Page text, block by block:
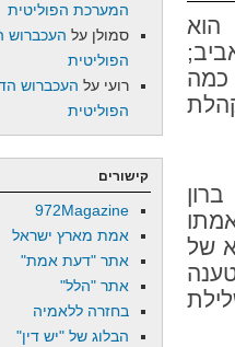
הוא
כמה
של
המערכת הפוליטית
סמולן על העכברוש
הפוליטית
רועי על העכברוש
הפוליטית
קישורים
972Magazine
אמת מארץ ישראל
אתר "דעת אמת"
אתר "הלל"
בחזרה ללאמיה
הבלוג של "יש דין"